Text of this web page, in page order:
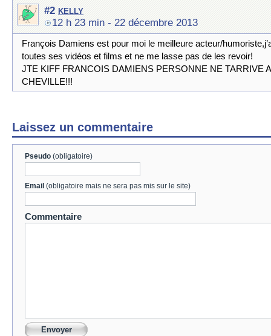
#2 kelly
12 h 23 min - 22 décembre 2013
François Damiens est pour moi le meilleure acteur/
toutes ses vidéos et films et ne me lasse pas de les revoir!
JTE KIFF FRANCOIS DAMIENS PERSONNE NE TARRIVE
CHEVILLE!!!
Laissez un commentaire
Pseudo (obligatoire)
Email (obligatoire mais ne sera pas mis sur le site)
Commentaire